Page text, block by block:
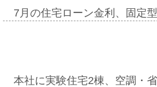
7月の住宅ローン金利、固定
本社に実験住宅2棟、空調・